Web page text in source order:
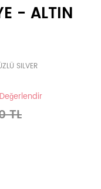
- ALTIN
SILVER
TL